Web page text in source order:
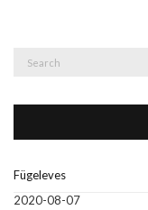
Fügeleves
2020-08-07